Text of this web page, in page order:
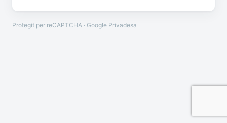
Protegit per reCAPTCHA · Google Privadesa